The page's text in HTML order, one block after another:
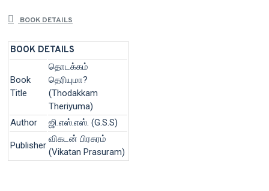
BOOK DETAILS
BOOK DETAILS
Book
Title
தொடக்கம்
தெரியுமா?
(Thodakkam
Theriyuma)
Author
ஜி.எஸ்.எஸ். (G.S.S)
Publisher
விகடன் பிரசுரம்
(Vikatan Prasuram)